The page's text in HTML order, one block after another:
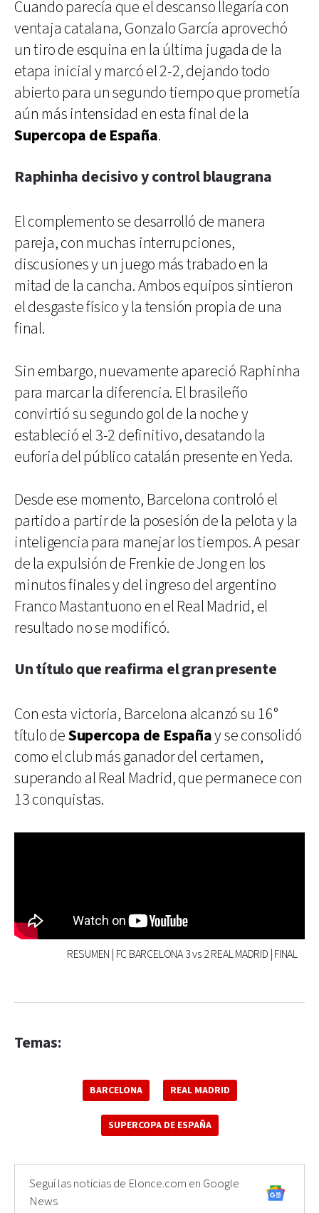
Cuando parecía que el descanso llegaría con
ventaja catalana, Gonzalo García aprovechó
un tiro de esquina en la última jugada de la
etapa inicial y marcó el 2-2, dejando todo
abierto para un segundo tiempo que prometía
aún más intensidad en esta final de la
Supercopa de España.
Raphinha decisivo y control blaugrana
El complemento se desarrolló de manera
pareja, con muchas interrupciones,
discusiones y un juego más trabado en la
mitad de la cancha. Ambos equipos sintieron
el desgaste físico y la tensión propia de una
final.
Sin embargo, nuevamente apareció Raphinha
para marcar la diferencia. El brasileño
convirtió su segundo gol de la noche y
estableció el 3-2 definitivo, desatando la
euforia del público catalán presente en Yeda.
Desde ese momento, Barcelona controló el
partido a partir de la posesión de la pelota y la
inteligencia para manejar los tiempos. A pesar
de la expulsión de Frenkie de Jong en los
minutos finales y del ingreso del argentino
Franco Mastantuono en el Real Madrid, el
resultado no se modificó.
Un título que reafirma el gran presente
Con esta victoria, Barcelona alcanzó su 16°
título deSupercopa de Españay se consolidó
como el club más ganador del certamen,
superando al Real Madrid, que permanece con
13 conquistas.
RESUMEN | FC BARCELONA 3 vs 2 REAL MADRID | FINAL
Temas:
BARCELONA REAL MADRID
SUPERCOPA DE ESPAÑA
Seguí las noticias de Elonce.com en Google
News